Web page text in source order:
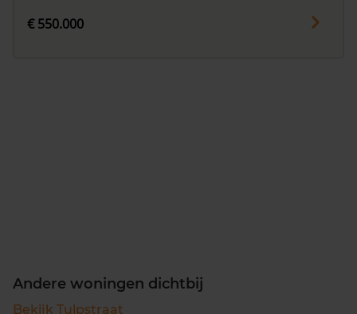
€ 550.000
Andere woningen dichtbij
Bekijk Tulpstraat